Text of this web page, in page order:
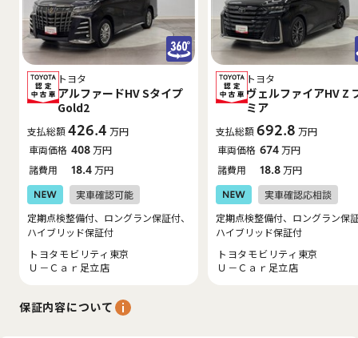
トヨタ
アルファードHV Sタイプ
Gold2
支払総額426.4 万円
車両価格 408万円
諸費用
18.4万円
定期点検整備付、ロングラン保証付、
ハイブリッド保証付
トヨタモビリティ東京
Ｕ－Ｃａｒ足立店
トヨタ
ヴェルファイアHV Z
ミア
支払総額692.8 万円
車両価格 674万円
諸費用
18.8万円
定期点検整備付、ロングラン保
ハイブリッド保証付
トヨタモビリティ東京
Ｕ－Ｃａｒ足立店
保証内容について